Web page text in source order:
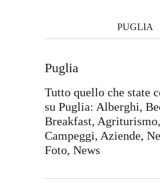
PUGLIA
Puglia
Tutto quello che state
su Puglia: Alberghi,
Breakfast,
Campeggi, Aziende,
Foto, News